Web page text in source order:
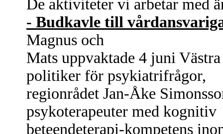
De aktiviteter vi arbetar med
- Budkavle till
Magnus och
Mats uppvaktade 4 juni
politiker för psykiatrifrågor,
regionrådet Jan-Åke
psykoterapeuter med kognitiv
beteendeterapi-kompetens